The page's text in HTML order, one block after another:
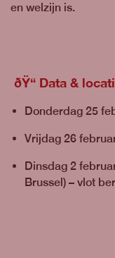
en welzijn is.
ðŸ“ Data &
Donderdag 25
Vrijdag 26
Dinsdag 2
Brussel) – vlot